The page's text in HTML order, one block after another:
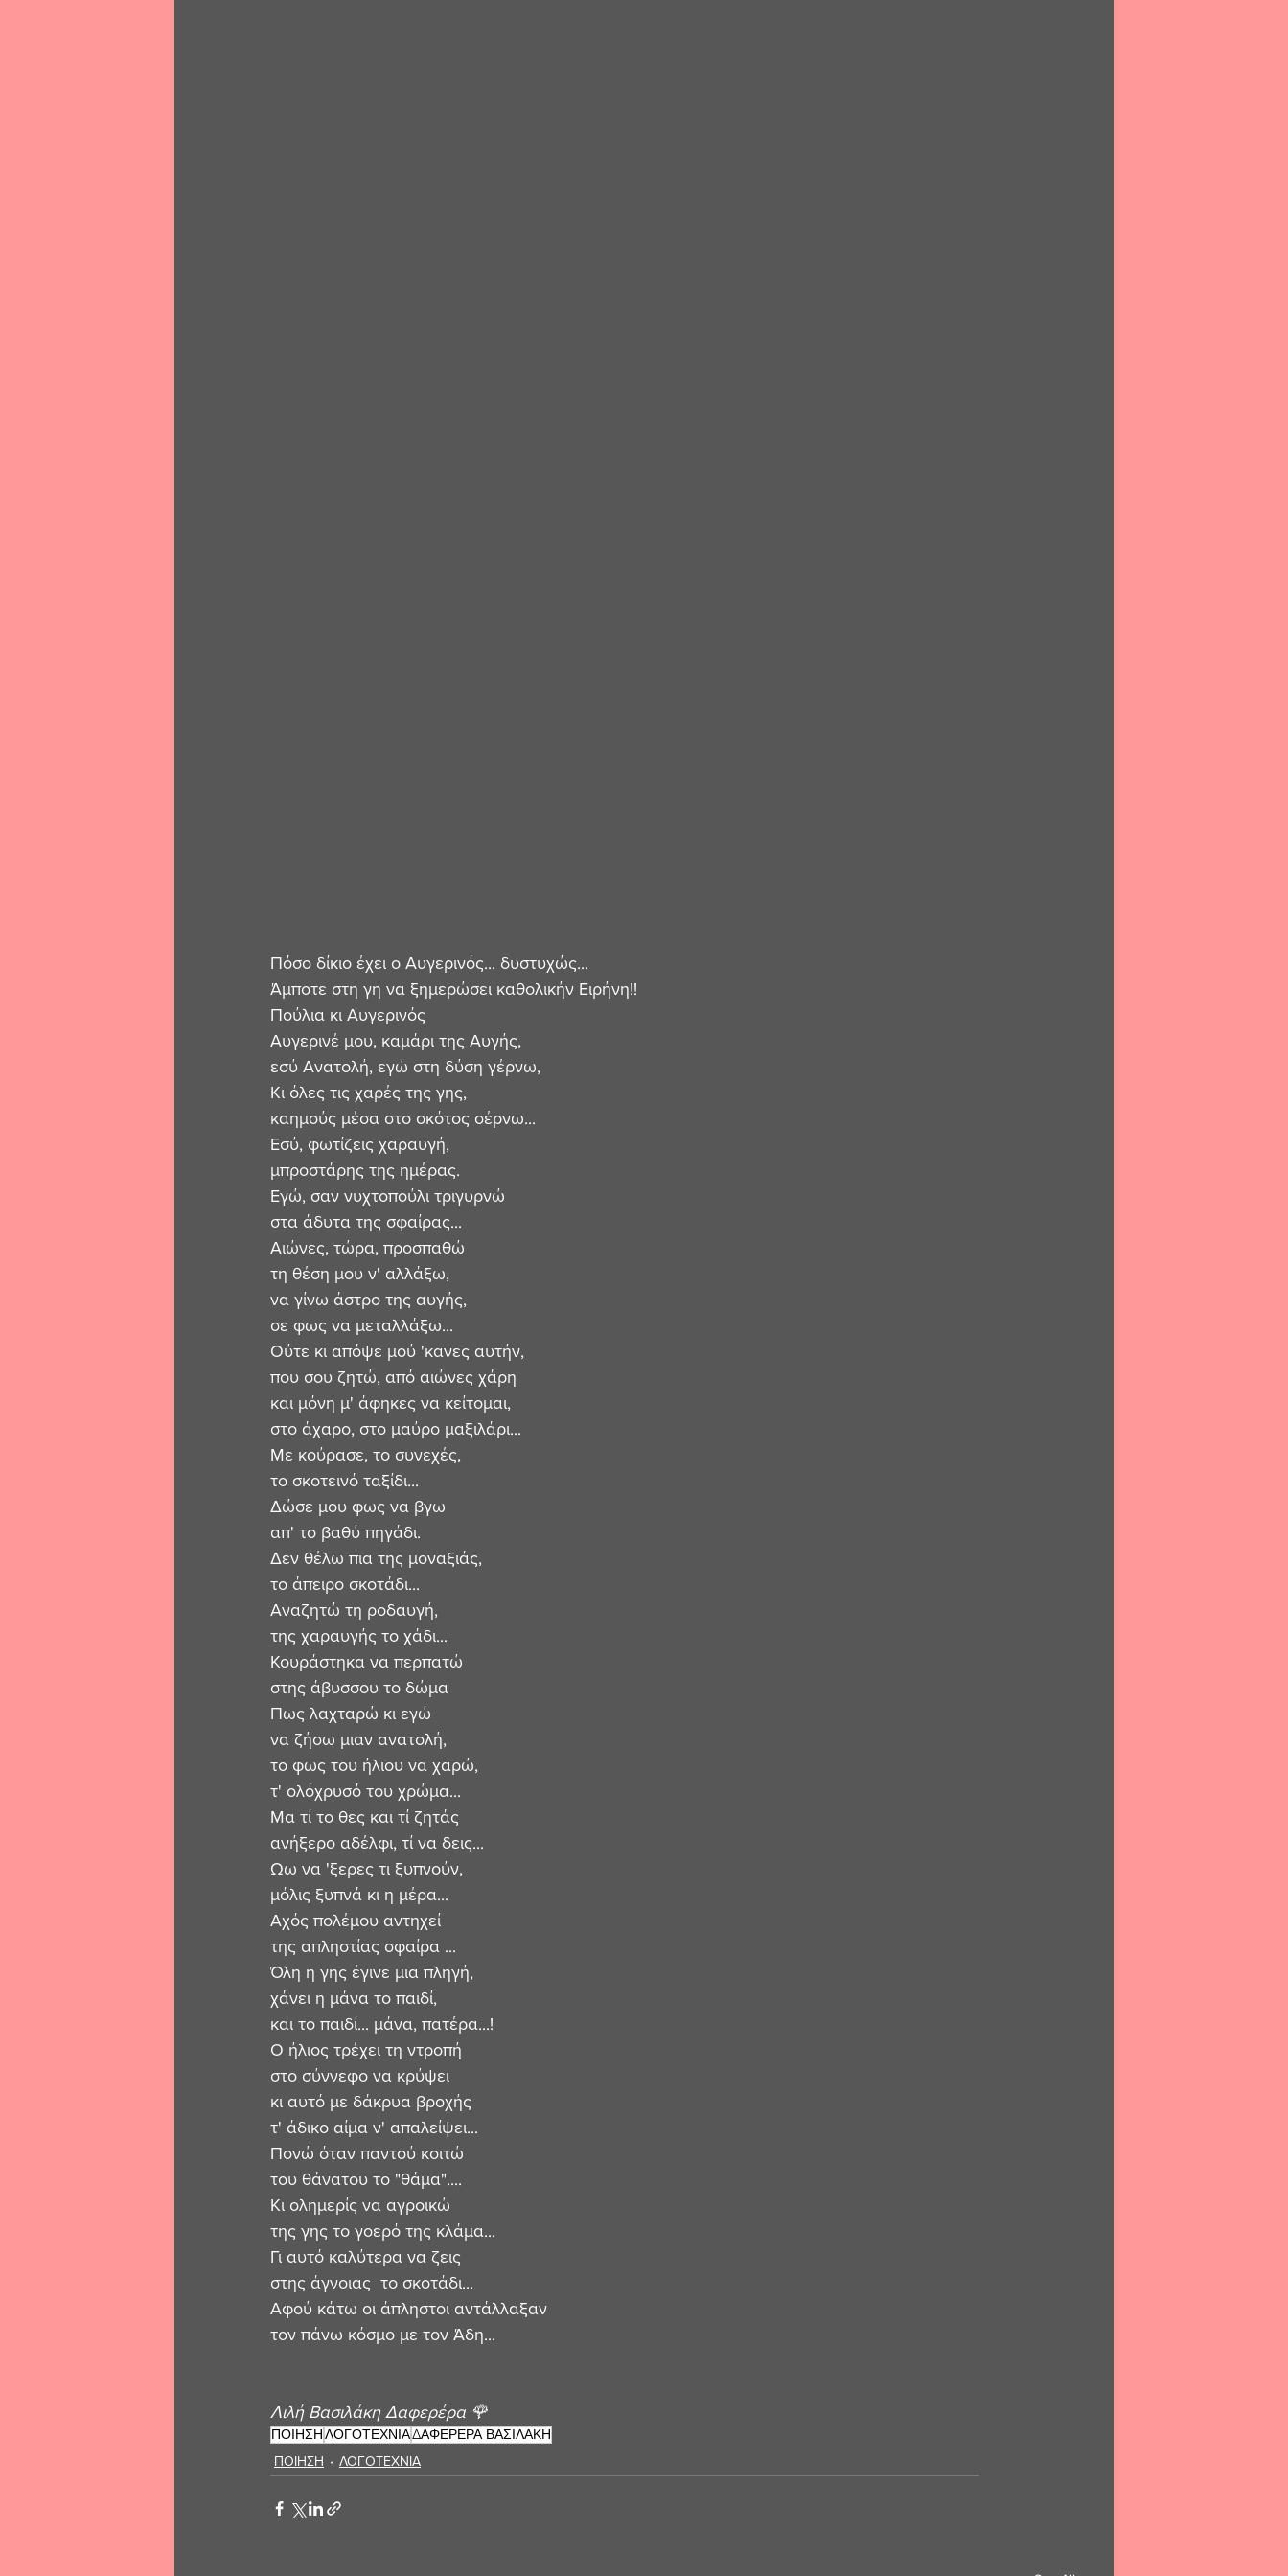
Πόσο δίκιο έχει ο Αυγερινός... δυστυχώς...
Άμποτε στη γη να ξημερώσει καθολικήν Ειρήνη!!
Πούλια κι Αυγερινός
Αυγερινέ μου, καμάρι της Αυγής,
εσύ Ανατολή, εγώ στη δύση γέρνω,
Κι όλες τις χαρές της γης,
καημούς μέσα στο σκότος σέρνω...
Εσύ, φωτίζεις χαραυγή,
μπροστάρης της ημέρας.
Εγώ, σαν νυχτοπούλι τριγυρνώ
στα άδυτα της σφαίρας...
Αιώνες, τώρα, προσπαθώ
τη θέση μου ν' αλλάξω,
να γίνω άστρο της αυγής,
σε φως να μεταλλάξω...
Ούτε κι απόψε μού 'κανες αυτήν,
που σου ζητώ, από αιώνες χάρη
και μόνη μ' άφηκες να κείτομαι,
στο άχαρο, στο μαύρο μαξιλάρι...
Με κούρασε, το συνεχές,
το σκοτεινό ταξίδι...
Δώσε μου φως να βγω
απ' το βαθύ πηγάδι.
Δεν θέλω πια της μοναξιάς,
το άπειρο σκοτάδι...
Αναζητώ τη ροδαυγή,
της χαραυγής το χάδι...
Κουράστηκα να περπατώ
στης άβυσσου το δώμα
Πως λαχταρώ κι εγώ
να ζήσω μιαν ανατολή,
το φως του ήλιου να χαρώ,
τ' ολόχρυσό του χρώμα...
Μα τί το θες και τί ζητάς
ανήξερο αδέλφι, τί να δεις...
Ωω να 'ξερες τι ξυπνούν,
μόλις ξυπνά κι η μέρα...
Αχός πολέμου αντηχεί
της απληστίας σφαίρα ...
Όλη η γης έγινε μια πληγή,
χάνει η μάνα το παιδί,
και το παιδί... μάνα, πατέρα...!
Ο ήλιος τρέχει τη ντροπή
στο σύννεφο να κρύψει
κι αυτό με δάκρυα βροχής
τ' άδικο αίμα ν' απαλείψει...
Πονώ όταν παντού κοιτώ
του θάνατου το "θάμα"....
Κι ολημερίς να αγροικώ
της γης το γοερό της κλάμα...
Γι αυτό καλύτερα να ζεις
στης άγνοιας  το σκοτάδι...
Αφού κάτω οι άπληστοι αντάλλαξαν
τον πάνω κόσμο με τον Άδη...
Λιλή Βασιλάκη Δαφερέρα 🌹
ΠΟΙΗΣΗΛΟΓΟΤΕΧΝΙΑΔΑΦΕΡΕΡΑ ΒΑΣΙΛΑΚΗ
ΠΟΙΗΣΗ ΛΟΓΟΤΕΧΝΙΑ